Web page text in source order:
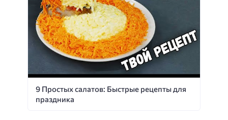
9 Простых салатов: Быстрые рецепты для
праздника